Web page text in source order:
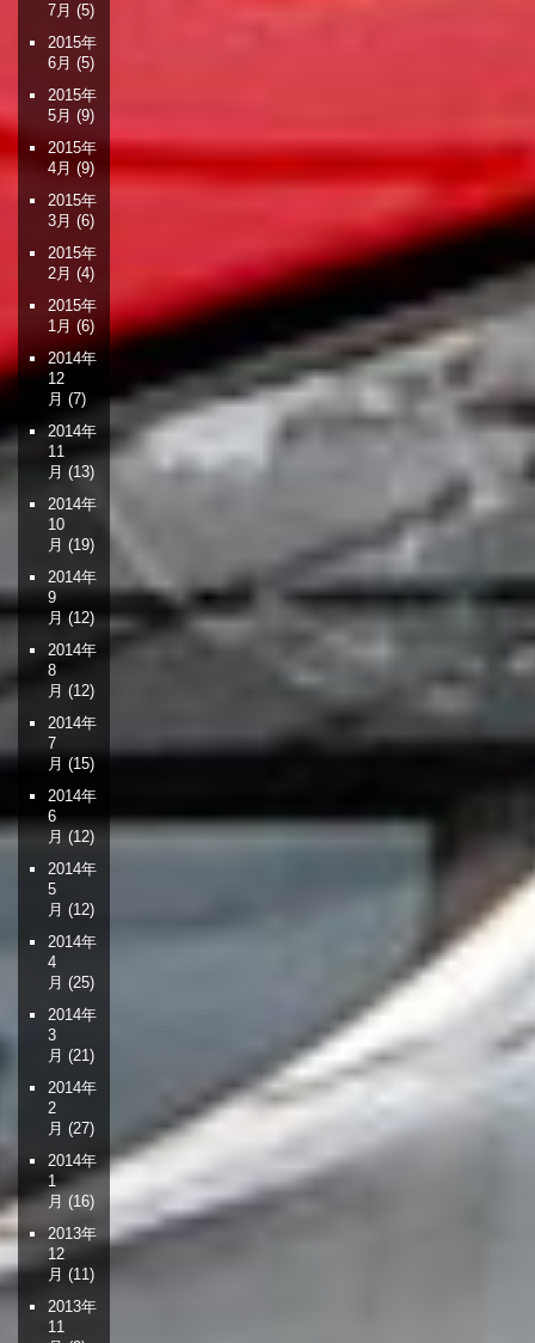
7月 (5)
2015年
6月 (5)
2015年
5月 (9)
2015年
4月 (9)
2015年
3月 (6)
2015年
2月 (4)
2015年
1月 (6)
2014年
12
月 (7)
2014年
11
月 (13)
2014年
10
月 (19)
2014年
9
月 (12)
2014年
8
月 (12)
2014年
7
月 (15)
2014年
6
月 (12)
2014年
5
月 (12)
2014年
4
月 (25)
2014年
3
月 (21)
2014年
2
月 (27)
2014年
1
月 (16)
2013年
12
月 (11)
2013年
11